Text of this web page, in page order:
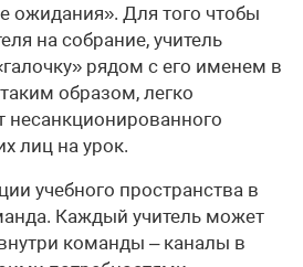
ожидания». Для того чтобы
на собрание, учитель
рядом с его именем в
образом, легко
несанкционированного
лиц на урок.
учебного пространства в
Каждый учитель может
команды – каналы в